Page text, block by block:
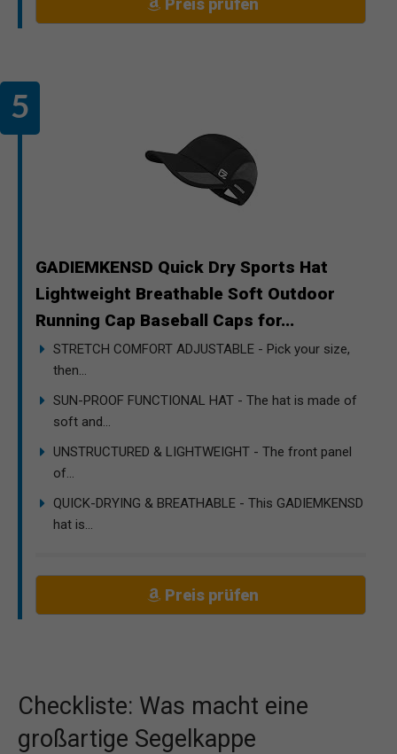
Preis prüfen
GADIEMKENSD Quick Dry Sports Hat
Lightweight Breathable Soft Outdoor
Running Cap Baseball Caps for...
STRETCH COMFORT ADJUSTABLE - Pick your size,
then...
SUN-PROOF FUNCTIONAL HAT - The hat is made of
soft and...
UNSTRUCTURED & LIGHTWEIGHT - The front panel
of...
QUICK-DRYING & BREATHABLE - This GADIEMKENSD
hat is...
Preis prüfen
Checkliste: Was macht eine
großartige Segelkappe